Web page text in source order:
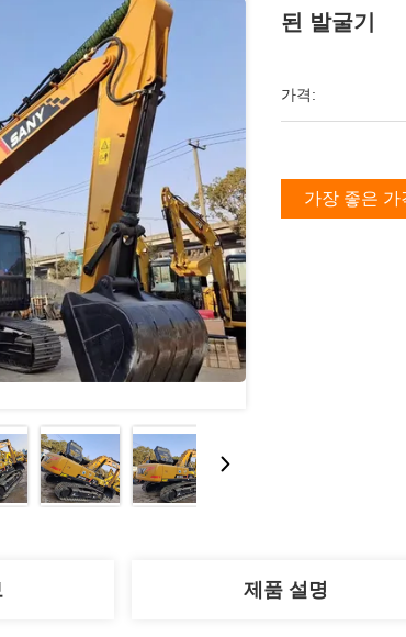
된 발굴기
가격:
가장 좋은 가
제품 설명